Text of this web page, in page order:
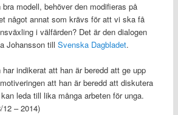
bra modell, behöver den modifieras på
något annat som krävs för att vi ska få
i välfärden? Det är den dialogen
Johansson till Svenska Dagbladet.
indikerat att han är beredd att ge upp
att han är beredd att diskutera
leda till lika många arbeten för unga.
– 2014)